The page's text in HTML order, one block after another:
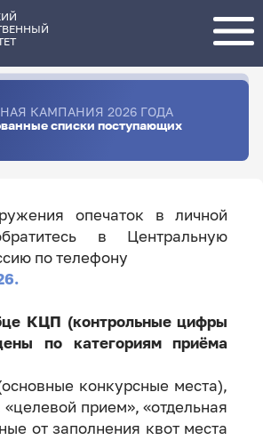
КАМПАНИЯ 2026 ГОДА
списки поступающих
опечаток в личной
в Центральную
по телефону
КЦП (контрольные цифры
по категориям приёма
конкурсные места),
прием», «отдельная
от заполнения квот места